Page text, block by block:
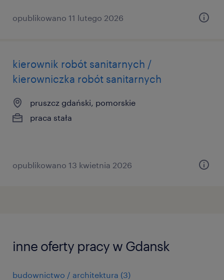
opublikowano 11 lutego 2026
kierownik robót sanitarnych /
kierowniczka robót sanitarnych
pruszcz gdański, pomorskie
praca stała
opublikowano 13 kwietnia 2026
inne oferty pracy w Gdansk
budownictwo / architektura (3)